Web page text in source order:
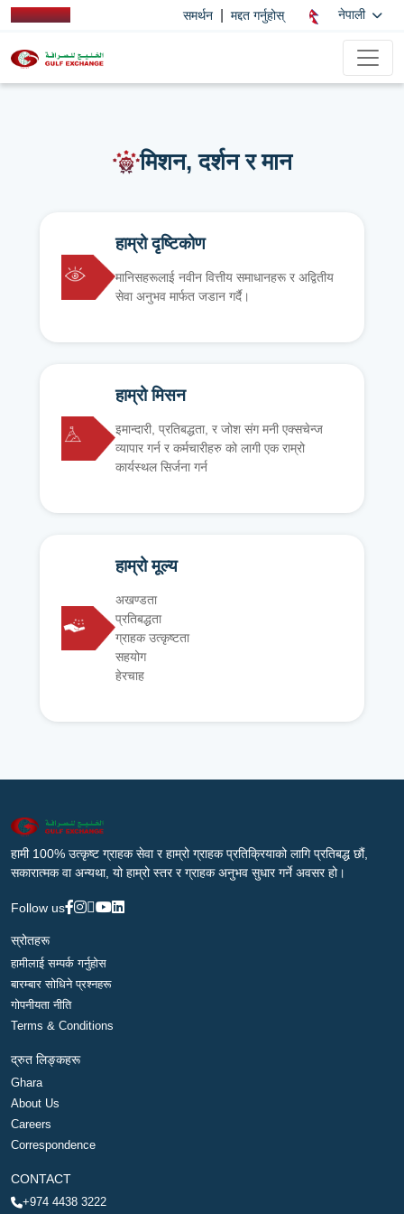
समर्थन मद्दत गर्नुहोस् नेपाली
मिशन, दर्शन र मान
हाम्रो दृष्टिकोण
मानिसहरूलाई नवीन वित्तीय समाधानहरू र अद्वितीय
सेवा अनुभव मार्फत जडान गर्दै।
हाम्रो मिसन
इमान्दारी, प्रतिबद्धता, र जोश संग मनी एक्सचेन्ज
व्यापार गर्न र कर्मचारीहरु को लागी एक राम्रो
कार्यस्थल सिर्जना गर्न
हाम्रो मूल्य
अखण्डता
प्रतिबद्धता
ग्राहक उत्कृष्टता
सहयोग
हेरचाह
हामी 100% उत्कृष्ट ग्राहक सेवा र हाम्रो ग्राहक प्रतिक्रियाको लागि प्रतिबद्ध छौं,
सकारात्मक वा अन्यथा, यो हाम्रो स्तर र ग्राहक अनुभव सुधार गर्ने अवसर हो।
Follow us
स्रोतहरू
हामीलाई सम्पर्क गर्नुहोस
बारम्बार सोधिने प्रश्नहरू
गोपनीयता नीति
Terms & Conditions
द्रुत लिङ्कहरू
Ghara
About Us
Careers
Correspondence
CONTACT
+974 4438 3222